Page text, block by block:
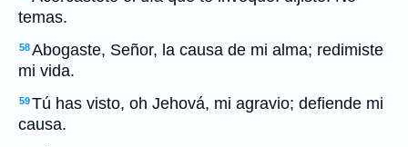
temas.
58Abogaste, Señor, la causa de mi alma; redimiste
mi vida.
59Tú has visto, oh Jehová, mi agravio; defiende mi
causa.